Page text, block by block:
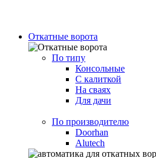
Откатные ворота
По типу
Консольные
С калиткой
На сваях
Для дачи
По производителю
Doorhan
Alutech